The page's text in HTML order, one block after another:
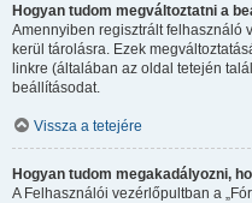
Hogyan tudom megváltoztatni a
Amennyiben regisztrált felhasználó
kerül tárolásra. Ezek
linkre (általában az oldal tetején
beállításodat.
Vissza a tetejére
Hogyan tudom megakadályozni,
A Felhasználói vezérlőpultban a